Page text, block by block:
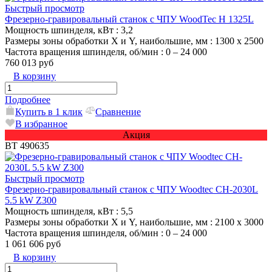
Быстрый просмотр
Фрезерно-гравировальный станок с ЧПУ WoodTec H 1325L
Мощность шпинделя, кВт : 3,2
Размеры зоны обработки X и Y, наибольшие, мм : 1300 х 2500
Частота вращения шпинделя, об/мин : 0 – 24 000
760 013 руб
В корзину
Подробнее
Купить в 1 клик
Сравнение
В избранное
Акция
ВТ 490635
Быстрый просмотр
Фрезерно-гравировальный станок с ЧПУ Woodtec CH-2030L
5.5 kW Z300
Мощность шпинделя, кВт : 5,5
Размеры зоны обработки X и Y, наибольшие, мм : 2100 х 3000
Частота вращения шпинделя, об/мин : 0 – 24 000
1 061 606 руб
В корзину